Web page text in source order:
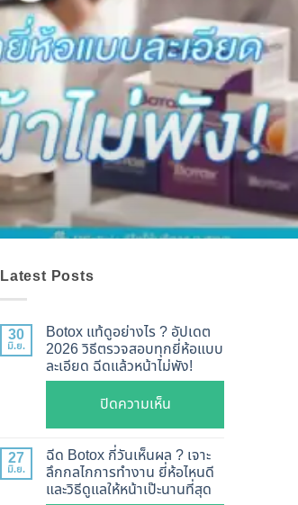
Latest Posts
30
มิ.ย.
Botox แท้ดูอย่างไร ? อัปเดต
2026 วิธีตรวจสอบทุกยี่ห้อแบบ
ละเอียด ฉีดแล้วหน้าไม่พัง!
ปิดความเห็นบน
Botox
แท้
ดู
อย่างไร
27
มิ.ย.
ฉีด Botox กี่วันเห็นผล ? เจาะ
ลึกกลไกการทำงาน ยี่ห้อไหนดี
และวิธีดูแลให้หน้าเป๊ะนานที่สุด